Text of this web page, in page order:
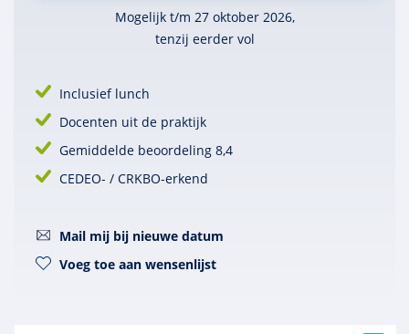
Mogelijk t/m 27 oktober 2026,
tenzij eerder vol
Inclusief lunch
Docenten uit de praktijk
Gemiddelde beoordeling 8,4
CEDEO- / CRKBO-erkend
Mail mij bij nieuwe datum
Voeg toe aan wensenlijst